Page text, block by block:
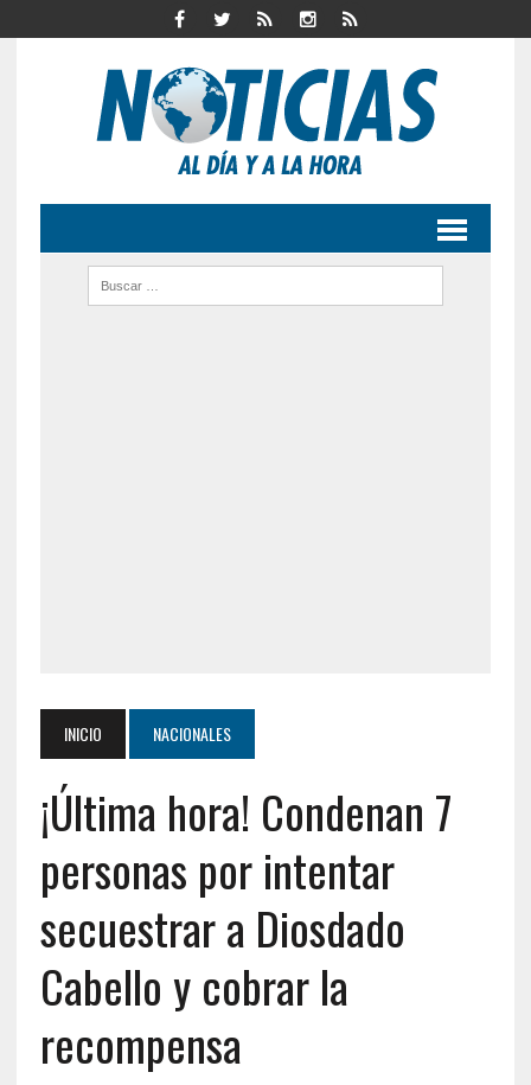
INICIO NACIONALES
¡Última hora! Condenan 7
personas por intentar
secuestrar a Diosdado
Cabello y cobrar la
recompensa